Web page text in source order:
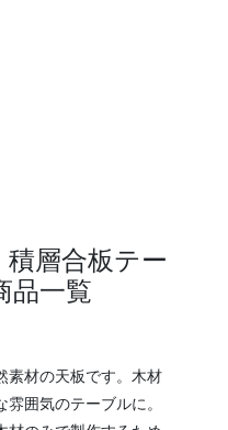
層合板テー
品一覧
素材の天板です。木材
囲気のテーブルに。